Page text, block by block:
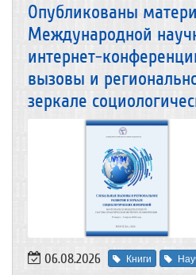
Опубликованы
Международной
интернет-
вызовы и
зеркале
06.08.2026 Книги